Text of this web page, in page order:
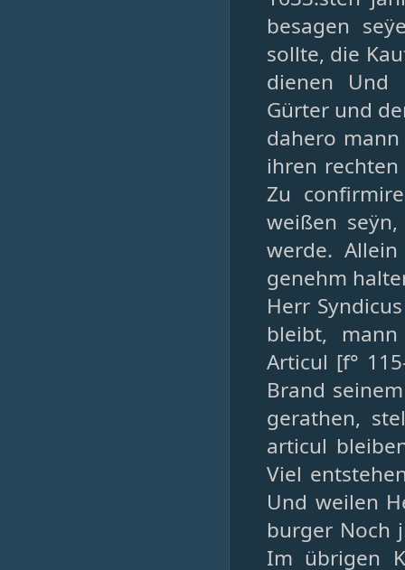
besagen
sollte, die
dienen Und
Gürter und
dahero
ihren
Zu
weißen
werde.
genehm
Herr
bleibt,
Articul [f°
Brand
gerathen,
articul
Viel
Und weilen
burger Noch
Im übrigen